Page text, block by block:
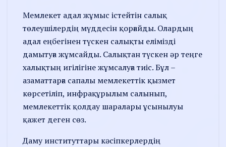
Мемлекет адал жұмыс істейтін салық
төлеушілердің мүддесін қорғайды. Олардың
адал еңбегінен түскен салықты елімізді
дамытуға жұмсайды. Салықтан түскен әр теңге
халықтың игілігіне жұмсалуға тиіс. Бұл –
азаматтарға сапалы мемлекеттік қызмет
көрсетіліп, инфрақұрылым салынып,
мемлекеттік қолдау шаралары ұсынылуы
қажет деген сөз.
Даму институттары кәсіпкерлердің